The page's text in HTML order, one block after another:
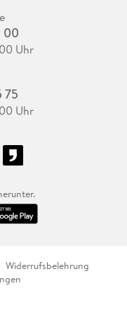
00
Uhr
75
Uhr
Widerrufsbelehrung